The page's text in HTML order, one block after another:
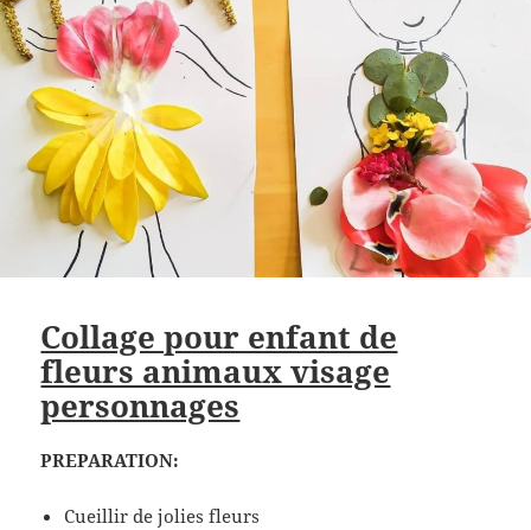
Collage pour enfant de
fleurs animaux visage
personnages
PREPARATION:
Cueillir de jolies fleurs